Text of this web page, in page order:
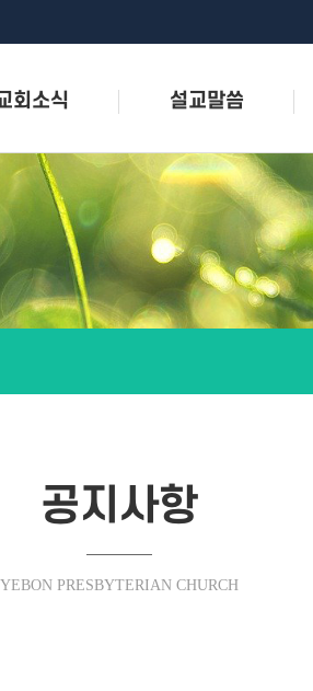
회소식
공지사항
교우소식
보 보기
설교말씀
설교말씀영상
예배실황영상
공지사항
YEBON PRESBYTERIAN CHURCH